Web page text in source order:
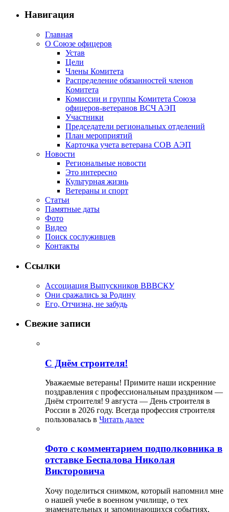
Навигация
Главная
О Союзе офицеров
Устав
Цели
Члены Комитета
Распределение обязанностей членов
Комитета
Комиссии и группы Комитета Союза
офицеров-ветеранов ВСЧ АЭП
Участники
Председатели региональных отделений
План мероприятий
Карточка учета ветерана CОВ АЭП
Новости
Региональные новости
Это интересно
Культурная жизнь
Ветераны и спорт
Статьи
Памятные даты
Фото
Видео
Поиск сослуживцев
Контакты
Ссылки
Ассоциация Выпускников ВВВСКУ
Они сражались за Родину
Его, Отчизна, не забудь
Свежие записи
С Днём строителя!
Уважаемые ветераны! Примите наши искренние
поздравления с профессиональным праздником —
Днём строителя! 9 августа — День строителя в
России в 2026 году. Всегда профессия строителя
пользовалась в Читать далее
Фото с комментарием подполковника в
отставке Беспалова Николая
Викторовича
Хочу поделиться снимком, который напомнил мне
о нашей учебе в военном училище, о тех
знаменательных и запоминающихся событиях,